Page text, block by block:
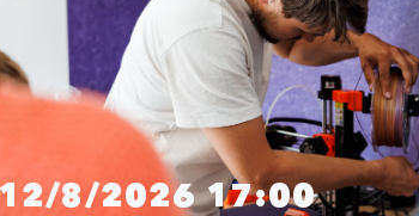
12/8/2026 17:00